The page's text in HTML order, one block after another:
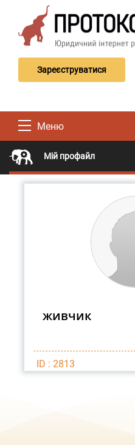
Зареєструватися
Меню
Мій профайл
живчик
ID : 2813